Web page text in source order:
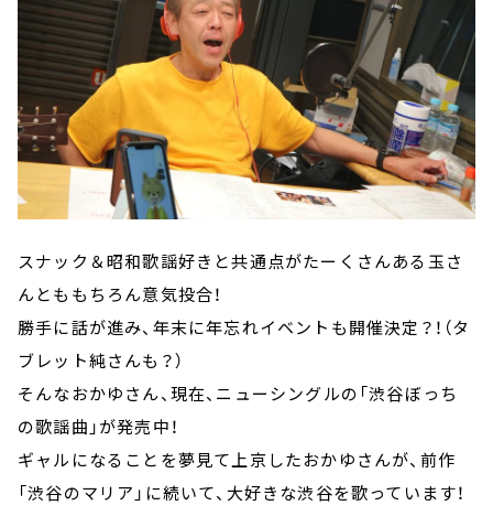
スナック＆昭和歌謡好きと共通点がたーくさんある玉さ
んとももちろん意気投合！
勝手に話が進み、年末に年忘れイベントも開催決定？！（タ
ブレット純さんも？）
そんなおかゆさん、現在、ニューシングルの「渋谷ぼっち
の歌謡曲」が発売中！
ギャルになることを夢見て上京したおかゆさんが、前作
「渋谷のマリア」に続いて、大好きな渋谷を歌っています！